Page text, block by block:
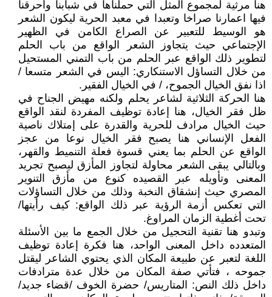
هنا مرثية لمجموع المثل التي حملناها في شبابنا وأحرقنا
فيها اعمارنا صراخا وتعبدا في معبد الحرية ليكون الشعر
هو الوسيط للتعبير عن الصراع الكامن في الظهير
الإجتماعي حيث يتجاوز الشعر الواقع من باب الحلم
لتطوير ذلك الواقع عبر الحلم من باب التمني المستحيل
من خلال التساؤل الاستنكاري: اليس في الشعر متسعا /
اذا نفق الخيال الجموح، / في الخيال الفقير.
هنا الحركة الثلاثية لشاعر يحلم ولكنه مهيض الجناح في
ظل فقر الخيال، هنا إعادة توظيف المفردة لنقد الواقع
حيث الخيال مرادف للحرية والقدرة على إمتلاك ناصية
الفعل الإنساني هنا يصبح فقر الخيال نوعا من عجز
الواقع عن الحلم بما يعني قسوة فعلة التنميط والقهر،
وبالتالي يبقى الشعر محاولة لتجاوز المأزق ليصبح تجريد
المعنى وتأويله عبر القصيده كنوع من مأزق التنوير
المصري حيث إنشقاق النخبة وذلك من خلال التساؤلات
التي تعكس أزمة الرؤية عبر ذلك الواقع: كيف رأيتها/
تحت أغطية الزمان المراوغ.
وتبدو هنا تقنية التحجيل من خلال الجمع ما بين الأسئلة
المتعدده داخل المعنى الواحد، هنا فكرة إعادة توظيف
اللغة لتعبر عن طبيعة المكان الذي يحتوي الشاعر ليقتل
جموحه ، فتأتي صفة المكان من خلال عدة مترادفات
داخل ذلك النص: المتاريس/ حضرة الخوف /قضاء جديد/